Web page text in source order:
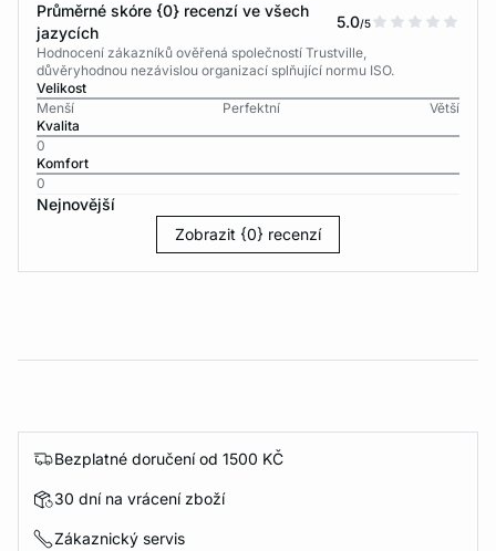
Průměrné skóre {0} recenzí ve všech
jazycích
5.0/5
Hodnocení zákazníků ověřená společností Trustville,
důvěryhodnou nezávislou organizací splňující normu ISO.
Velikost
Menší
Perfektní
Větší
Kvalita
0
Komfort
0
Nejnovější
Zobrazit {0} recenzí
Bezplatné doručení od 1500 KČ
30 dní na vrácení zboží
Zákaznický servis